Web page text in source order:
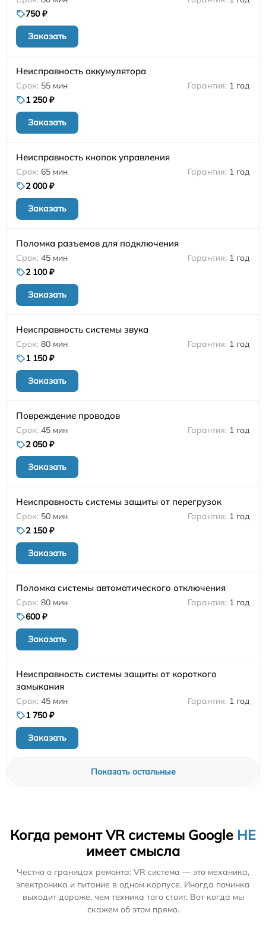
750 ₽
Заказать
Неисправность аккумулятора
55 мин
1 год
1 250 ₽
Заказать
Неисправность кнопок управления
65 мин
1 год
2 000 ₽
Заказать
Поломка разъемов для подключения
45 мин
1 год
2 100 ₽
Заказать
Неисправность системы звука
80 мин
1 год
1 150 ₽
Заказать
Повреждение проводов
45 мин
1 год
2 050 ₽
Заказать
Неисправность системы защиты от перегрузок
50 мин
1 год
2 150 ₽
Заказать
Поломка системы автоматического отключения
80 мин
1 год
600 ₽
Заказать
Неисправность системы защиты от короткого
замыкания
45 мин
1 год
1 750 ₽
Заказать
Показать остальные
Когда ремонт VR системы Google НЕ
имеет смысла
Честно о границах ремонта: VR система — это механика,
электроника и питание в одном корпусе. Иногда починка
выходит дороже, чем техника того стоит. Вот когда мы
скажем об этом прямо.